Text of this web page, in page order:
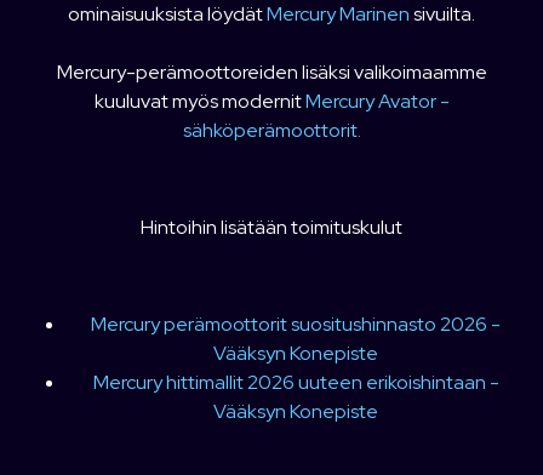
ominaisuuksista löydätMercury Marinensivuilta.
Mercury-perämoottoreiden lisäksi valikoimaamme
kuuluvat myös modernitMercury Avator -
sähköperämoottorit.
Hintoihin lisätään toimituskulut
Mercury perämoottorit suositushinnasto 2026 -
Vääksyn Konepiste
Mercury hittimallit 2026 uuteen erikoishintaan -
Vääksyn Konepiste